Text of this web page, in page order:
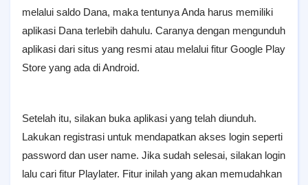
melalui saldo Dana, maka tentunya Anda harus memiliki
aplikasi Dana terlebih dahulu. Caranya dengan mengunduh
aplikasi dari situs yang resmi atau melalui fitur Google Play
Store yang ada di Android.
Setelah itu, silakan buka aplikasi yang telah diunduh.
Lakukan registrasi untuk mendapatkan akses login seperti
password dan user name. Jika sudah selesai, silakan login
lalu cari fitur Playlater. Fitur inilah yang akan memudahkan